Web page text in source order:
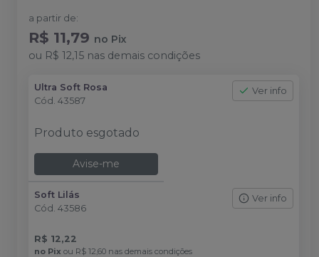
a partir de:
R$ 11,79 no Pix
ou R$ 12,15 nas demais condições
Ultra Soft Rosa
Cód. 43587
Ver info
Produto esgotado
Avise-me
Soft Lilás
Cód. 43586
Ver info
R$ 12,22
no Pix ou R$ 12,60 nas demais condições